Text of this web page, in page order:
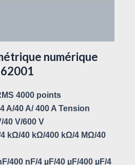
numérique
4000 points
A/40 A/ 400 A Tension
40 V/600 V
kΩ/40 kΩ/400 kΩ/4 MΩ/40
400 nF/4 µF/40 µF/400 µF/4